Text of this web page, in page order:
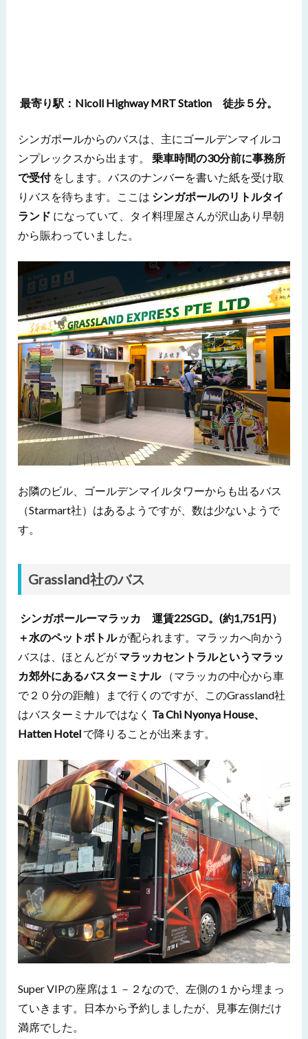
最寄り駅：Nicoll Highway MRT Station 徒歩５分。
シンガポールからのバスは、主にゴールデンマイルコ
ンプレックスから出ます。
乗車時間の30分前に事務所
で受付 をします。バスのナンバーを書いた紙を受け取
りバスを待ちます。ここは シンガポールのリトルタイ
ランド になっていて、タイ料理屋さんが沢山あり早朝
から賑わっていました。
お隣のビル、ゴールデンマイルタワーからも出るバス
（Starmart社）はあるようですが、数は少ないようで
す。
Grassland社のバス
シンガポールーマラッカ 運賃22SGD。(約1,751円）
＋水のペットボトル が配られます。マラッカへ向かう
バスは、ほとんどが マラッカセントラルというマラッ
カ郊外にあるバスターミナル
（マラッカの中心から車
で２０分の距離）まで行くのですが、このGrassland社
はバスターミナルではなく Ta Chi Nyonya House、
Hatten Hotel で降りることが出来ます。
Super VIPの座席は１－２なので、左側の１から埋まっ
ていきます。日本から予約しましたが、見事左側だけ
満席でした。